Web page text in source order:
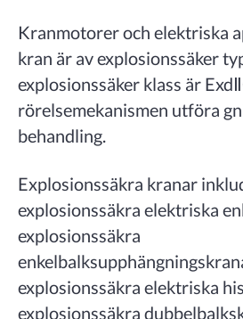
Kranmotorer och elektriska
kran är av explosionssäker
explosionssäker klass är
rörelsemekanismen utföra
behandling.
Explosionssäkra kranar
explosionssäkra elektriska
explosionssäkra
explosionssäkra elektriska
explosionssäkra